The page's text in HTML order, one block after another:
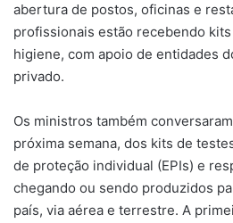
abertura de postos, oficinas e
profissionais estão recebendo
higiene, com apoio de entidades
privado.
Os ministros também
próxima semana, dos kits de
de proteção individual (EPIs) e
chegando ou sendo produzidos
país, via aérea e terrestre. A